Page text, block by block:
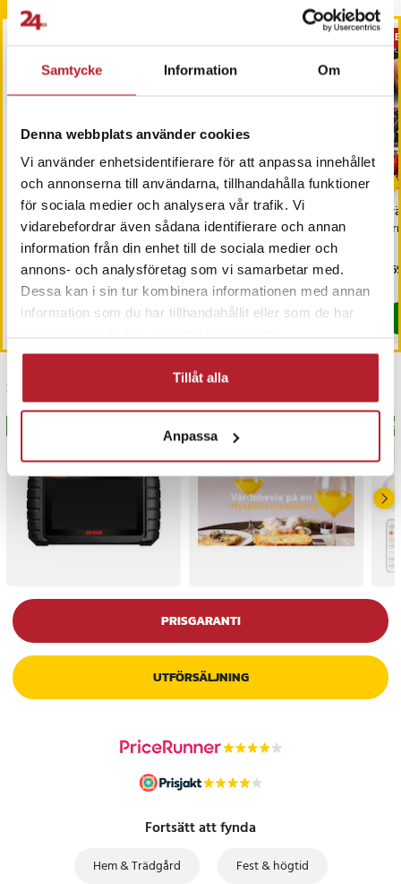
Samtycke Information Om
Denna webbplats använder cookies
Vi använder enhetsidentifierare för att anpassa innehållet
och annonserna till användarna, tillhandahålla funktioner
för sociala medier och analysera vår trafik. Vi
vidarebefordrar även sådana identifierare och annan
information från din enhet till de sociala medier och
annons- och analysföretag som vi samarbetar med.
Dessa kan i sin tur kombinera informationen med annan
information som du har tillhandahållit eller som de har
Tillåt alla
Anpassa
-24%
Yogamatta / tjock
träningsmatta 183 x 61 x
1,5 cm
Nuvarande pris :
249 kr Tidigare pris :329 kr
249 kr 329 kr
I lager, levereras inom 1-2 vardagar
Köp
-43%
Justerbar Hantel 24kg -
Kundfavorit
Nuvarande pris:
1 199 kr Tidigare pris 2 099 kr
1 199 kr 2 099 kr
Sista exemplaret
Köp
Senast besökta
PRISGARANTI
UTFÖRSÄLJNING
Fortsätt att fynda
Hem & Trädgård Fest & högtid